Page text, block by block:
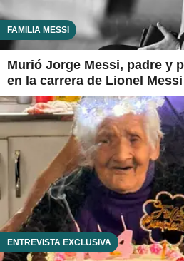
FAMILIA MESSI
Murió Jorge Messi, padre y
en la carrera de Lionel Messi
ENTREVISTA EXCLUSIVA